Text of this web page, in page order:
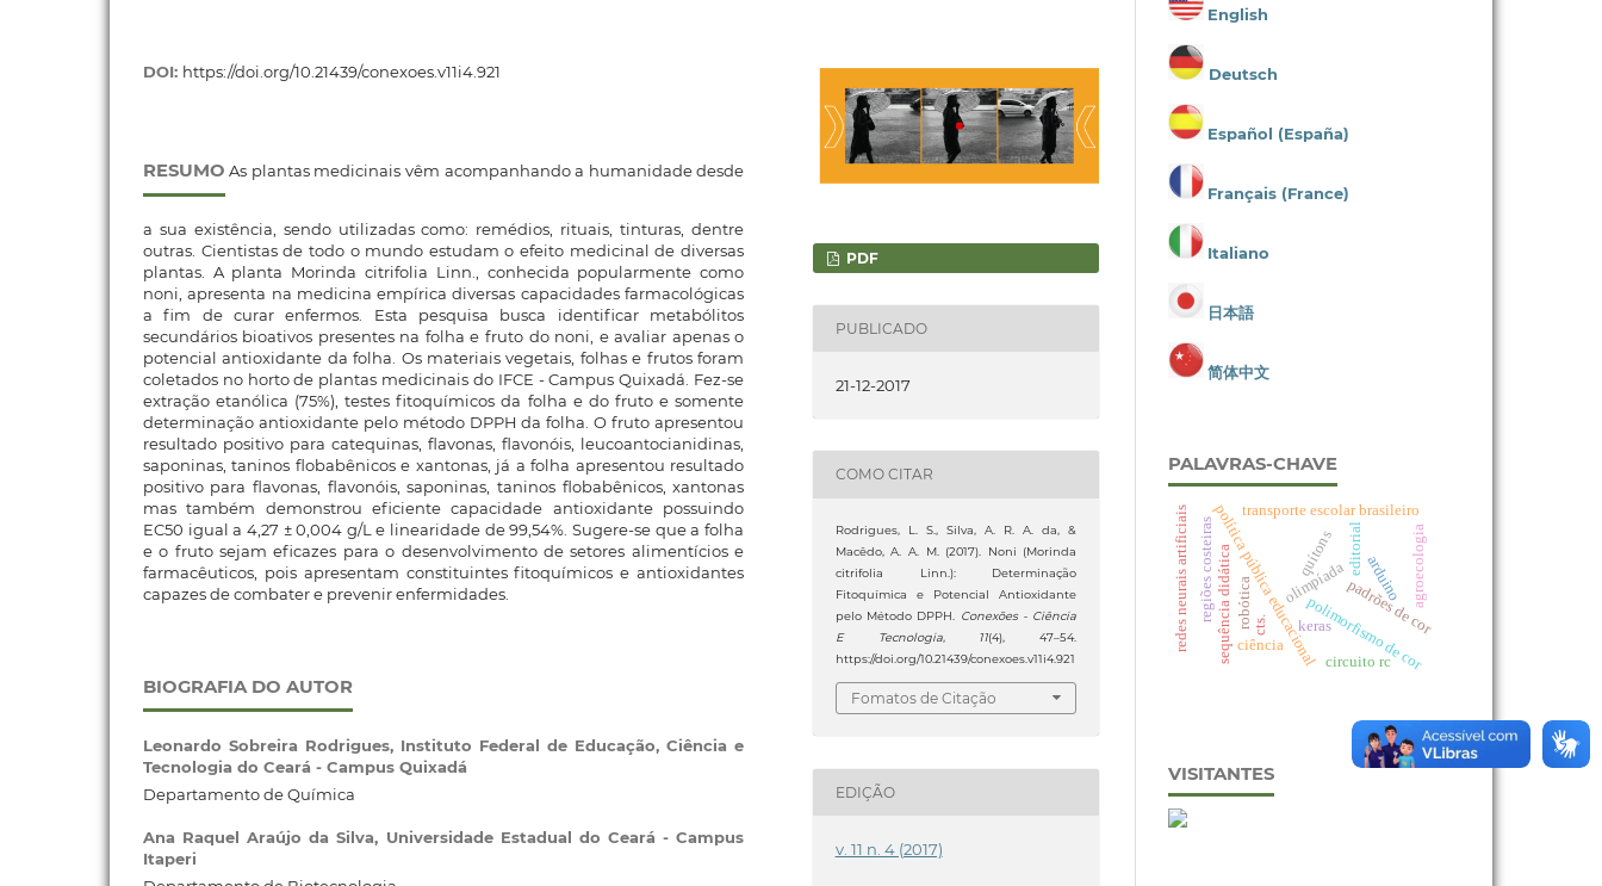
DOI: https://doi.org/10.21439/conexoes.v11i4.921
RESUMO As plantas medicinais vêm acompanhando a humanidade desde
a sua existência, sendo utilizadas como: remédios, rituais, tinturas, dentre
outras. Cientistas de todo o mundo estudam o efeito medicinal de diversas
plantas. A planta Morinda citrifolia Linn., conhecida popularmente como
noni, apresenta na medicina empírica diversas capacidades farmacológicas
a fim de curar enfermos. Esta pesquisa busca identificar metabólitos
secundários bioativos presentes na folha e fruto do noni, e avaliar apenas o
potencial antioxidante da folha. Os materiais vegetais, folhas e frutos foram
coletados no horto de plantas medicinais do IFCE - Campus Quixadá. Fez-se
extração etanólica (75%), testes fitoquímicos da folha e do fruto e somente
determinação antioxidante pelo método DPPH da folha. O fruto apresentou
resultado positivo para catequinas, flavonas, flavonóis, leucoantocianidinas,
saponinas, taninos flobabênicos e xantonas, já a folha apresentou resultado
positivo para flavonas, flavonóis, saponinas, taninos flobabênicos, xantonas
mas também demonstrou eficiente capacidade antioxidante possuindo
EC50 igual a 4,27 ± 0,004 g/L e linearidade de 99,54%. Sugere-se que a folha
e o fruto sejam eficazes para o desenvolvimento de setores alimentícios e
farmacêuticos, pois apresentam constituintes fitoquímicos e antioxidantes
capazes de combater e prevenir enfermidades.
BIOGRAFIA DO AUTOR
Leonardo Sobreira Rodrigues, Instituto Federal de Educação, Ciência e
Tecnologia do Ceará - Campus Quixadá
Departamento de Química
Ana Raquel Araújo da Silva, Universidade Estadual do Ceará - Campus
Itaperi
PDF
PUBLICADO
21-12-2017
COMO CITAR
Rodrigues, L. S., Silva, A. R. A. da, &
Macêdo, A. A. M. (2017). Noni (Morinda
citrifolia Linn.): Determinação
Fitoquímica e Potencial Antioxidante
pelo Método DPPH.
Conexões - Ciência
E Tecnologia, 11(4), 47–54.
https://doi.org/10.21439/conexoes.v11i4.921
Fomatos de Citação
EDIÇÃO
v. 11 n. 4 (2017)
English
Deutsch
Español (España)
Français (France)
Italiano
日本語
简体中文
PALAVRAS-CHAVE
editorial
olimpíada
política pública educacional
transporte escolar brasileiro
padrões de cor
polimorfismo de cor
quítons
regiões costeiras robótica
redes neurais artificiais keras
sequência didática cts.
agroecologia
ciência
arduino
circuito rc
VISITANTES